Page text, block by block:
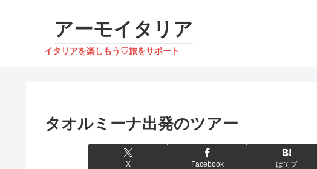
アーモイタリア
イタリアを楽しもう♡旅をサポート
タオルミーナ出発のツアー
X Facebook はてブ